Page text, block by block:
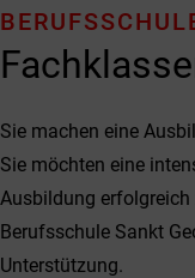
Sie machen eine
Sie möchten eine
Ausbildung erfolgreich
Berufsschule Sankt
Unterstützung.